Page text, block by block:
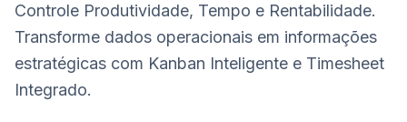
Controle Produtividade, Tempo e Rentabilidade.
Transforme dados operacionais em informações
estratégicas com Kanban Inteligente e Timesheet
Integrado.